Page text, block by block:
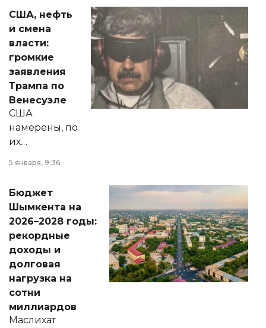
актуальных тем —
от слухов о
политических
реформах до
вопросов армии,
экономики и
личного здоровья.
США, нефть
и смена
власти:
громкие
заявления
Трампа по
Венесуэле
США
намерены, по
их
принести
народу
Венесуэлы.
5 января, 9:36
Бюджет
Шымкента на
2026–2028 годы:
рекордные
доходы и
долговая
нагрузка на
сотни
миллиардов
Маслихат